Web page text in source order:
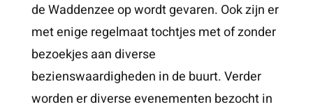
de Waddenzee op wordt gevaren. Ook zijn er
met enige regelmaat tochtjes met of zonder
bezoekjes aan diverse
bezienswaardigheden in de buurt. Verder
worden er diverse evenementen bezocht in